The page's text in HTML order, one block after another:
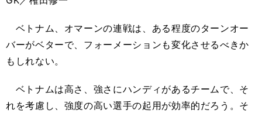
ベトナム、オマーンの連戦は、ある程度のターンオー
バーがベターで、フォーメーションも変化させるべきか
もしれない。
ベトナムは高さ、強さにハンディがあるチームで、そ
れを考慮し、強度の高い選手の起用が効率的だろう。そ